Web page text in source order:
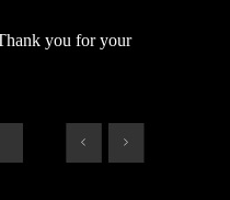
you for your
< >